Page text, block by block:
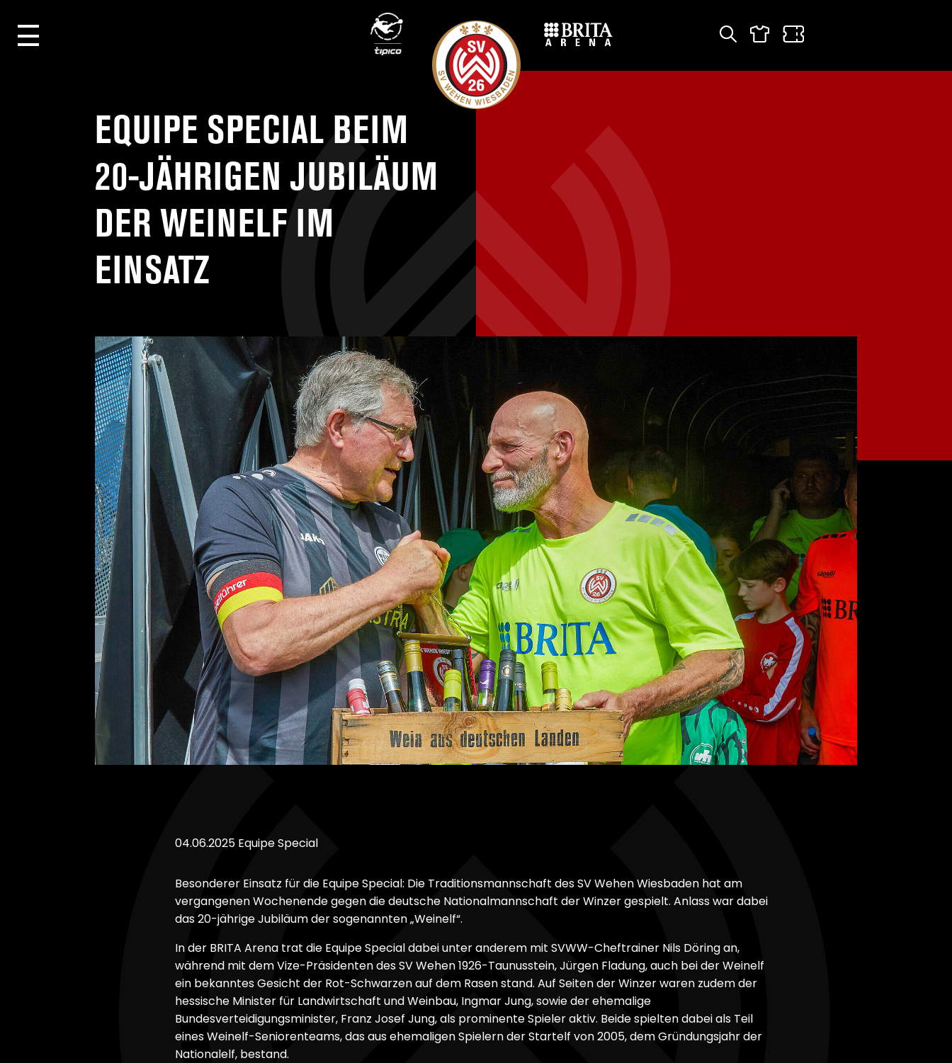
EQUIPE SPECIAL BEIM
20-JÄHRIGEN JUBILÄUM
DER WEINELF IM
EINSATZ
04.06.2025 Equipe Special
Besonderer Einsatz für die Equipe Special: Die Traditionsmannschaft des SV Wehen Wiesbaden hat am
vergangenen Wochenende gegen die deutsche Nationalmannschaft der Winzer gespielt. Anlass war dabei
das 20-jährige Jubiläum der sogenannten „Weinelf“.
In der BRITA Arena trat die Equipe Special dabei unter anderem mit SVWW-Cheftrainer Nils Döring an,
während mit dem Vize-Präsidenten des SV Wehen 1926-Taunusstein, Jürgen Fladung, auch bei der Weinelf
ein bekanntes Gesicht der Rot-Schwarzen auf dem Rasen stand. Auf Seiten der Winzer waren zudem der
hessische Minister für Landwirtschaft und Weinbau, Ingmar Jung, sowie der ehemalige
Bundesverteidigungsminister, Franz Josef Jung, als prominente Spieler aktiv. Beide spielten dabei als Teil
eines Weinelf-Seniorenteams, das aus ehemaligen Spielern der Startelf von 2005, dem Gründungsjahr der
Nationalelf, bestand.